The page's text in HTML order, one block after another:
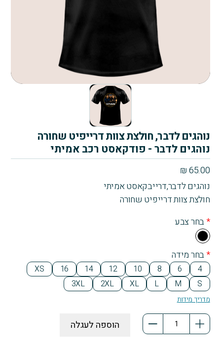
נוהגים לדבר, חולצת צוות דרייפיט שחורה
נוהגים לדבר - פודקאסט רכב אמיתי
₪65.00
נוהגים לדבר,דרייבקאסט אמיתי
חולצת צוות דרייפיט שחורה
*בחר צבע
Bla
ck
*בחר מידה
4
6
8
10
12
14
16
XS
S
M
L
XL
2XL
3XL
מדריך מידות
כמות
הוספה לעגלה